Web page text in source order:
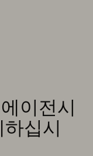
이전시
십시